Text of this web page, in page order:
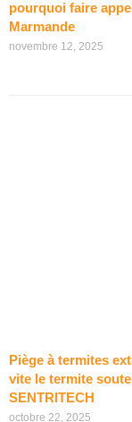
pourquoi faire
Marmande
novembre 12, 2025
Piège à termites
vite le termite
SENTRITECH
octobre 22, 2025